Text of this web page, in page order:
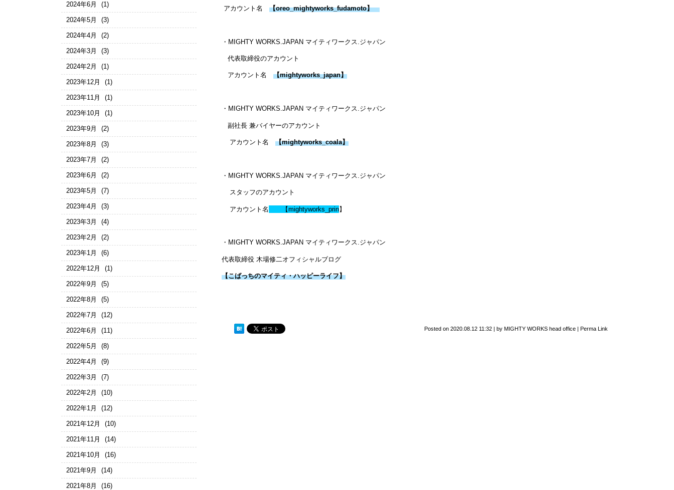
アカウント名 【oreo_mightyworks_fudamoto】
・MIGHTY WORKS.JAPAN マイティワークス.ジャパン
代表取締役のアカウント
アカウント名 【mightyworks_japan】
・MIGHTY WORKS.JAPAN マイティワークス.ジャパン
副社長 兼バイヤーのアカウント
アカウント名 【mightyworks_coala】
・MIGHTY WORKS.JAPAN マイティワークス.ジャパン
スタッフのアカウント
アカウント名 【mightyworks_prin】
・MIGHTY WORKS.JAPAN マイティワークス.ジャパン
代表取締役 木場修二オフィシャルブログ
【こばっちのマイティ・ハッピーライフ】
Posted on 2020.08.12 11:32 | by MIGHTY WORKS head office | Perma Link
2024年6月 (1)
2024年5月 (3)
2024年4月 (2)
2024年3月 (3)
2024年2月 (1)
2023年12月 (1)
2023年11月 (1)
2023年10月 (1)
2023年9月 (2)
2023年8月 (3)
2023年7月 (2)
2023年6月 (2)
2023年5月 (7)
2023年4月 (3)
2023年3月 (4)
2023年2月 (2)
2023年1月 (6)
2022年12月 (1)
2022年9月 (5)
2022年8月 (5)
2022年7月 (12)
2022年6月 (11)
2022年5月 (8)
2022年4月 (9)
2022年3月 (7)
2022年2月 (10)
2022年1月 (12)
2021年12月 (10)
2021年11月 (14)
2021年10月 (16)
2021年9月 (14)
2021年8月 (16)